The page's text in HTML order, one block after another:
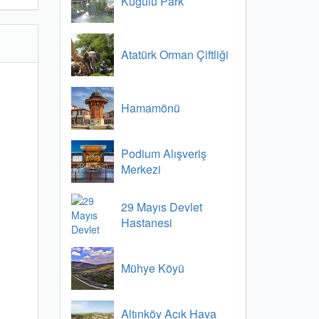
Atatürk Orman Çiftliği
Hamamönü
Podium Alışveriş
Merkezi
29 Mayıs Devlet
Hastanesi
Mühye Köyü
Altınköy Açık Hava